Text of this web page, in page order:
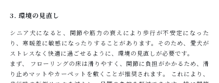
3. 環境の見直し
シニア犬になると、関節や筋力の衰えにより歩行が不安定になった
り、寒暖差に敏感になったりすることがあります。そのため、愛犬が
ストレスなく快適に過ごせるように、環境の見直しが必要です。
まず、 フローリングの床は滑りやすく、関節に負担がかかるため、滑
り止めマットやカーペットを敷くことが推奨されます。 これにより、